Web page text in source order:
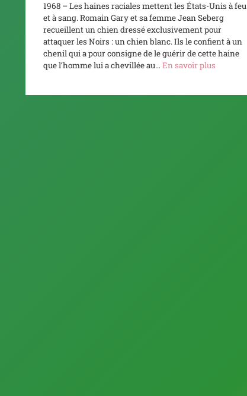
1968 – Les haines raciales mettent les États-Unis à feu
et à sang. Romain Gary et sa femme Jean Seberg
recueillent un chien dressé exclusivement pour
attaquer les Noirs : un chien blanc. Ils le confient à un
chenil qui a pour consigne de le guérir de cette haine
que l’homme lui a chevillée au…En savoir plus